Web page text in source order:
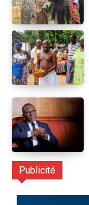
Publicité